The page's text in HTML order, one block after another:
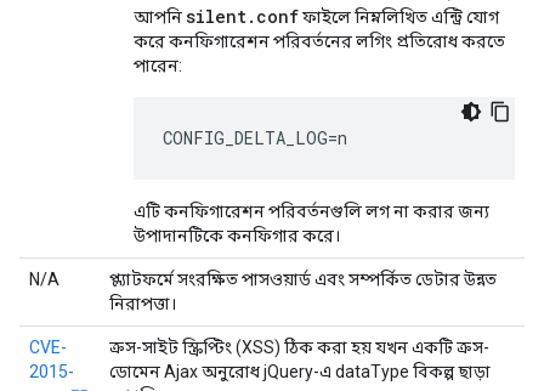
আপনিsilent.confফাইলে নিম্নলিখিত এন্ট্রি যোগ
করে কনফিগারেশন পরিবর্তনের লগিং প্রতিরোধ করতে
পারেন:
CONFIG_DELTA_LOG=n
এটি কনফিগারেশন পরিবর্তনগুলি লগ না করার জন্য
উপাদানটিকে কনফিগার করে।
N/A
প্ল্যাটফর্মে সংরক্ষিত পাসওয়ার্ড এবং সম্পর্কিত ডেটার উন্নত
নিরাপত্তা।
CVE-
2015-
ক্রস-সাইট স্ক্রিপ্টিং (XSS) ঠিক করা হয় যখন একটি ক্রস-
ডোমেন Ajax অনুরোধ jQuery-এ dataType বিকল্প ছাড়া